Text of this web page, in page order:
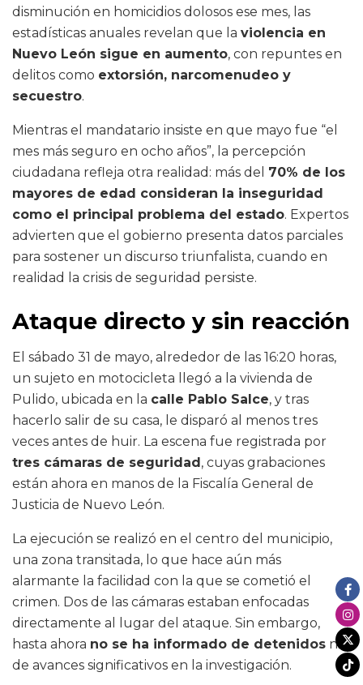
disminución en homicidios dolosos ese mes, las
estadísticas anuales revelan que la violencia en
Nuevo León sigue en aumento, con repuntes en
delitos como extorsión, narcomenudeo y
secuestro.
Mientras el mandatario insiste en que mayo fue “el
mes más seguro en ocho años”, la percepción
ciudadana refleja otra realidad: más del 70% de los
mayores de edad consideran la inseguridad
como el principal problema del estado. Expertos
advierten que el gobierno presenta datos parciales
para sostener un discurso triunfalista, cuando en
realidad la crisis de seguridad persiste.
Ataque directo y sin reacción
El sábado 31 de mayo, alrededor de las 16:20 horas,
un sujeto en motocicleta llegó a la vivienda de
Pulido, ubicada en la calle Pablo Salce, y tras
hacerlo salir de su casa, le disparó al menos tres
veces antes de huir. La escena fue registrada por
tres cámaras de seguridad , cuyas grabaciones
están ahora en manos de la Fiscalía General de
Justicia de Nuevo León.
La ejecución se realizó en el centro del municipio,
una zona transitada, lo que hace aún más
alarmante la facilidad con la que se cometió el
crimen. Dos de las cámaras estaban enfocadas
directamente al lugar del ataque. Sin embargo,
hasta ahora no se ha informado de detenidos ni
de avances significativos en la investigación.